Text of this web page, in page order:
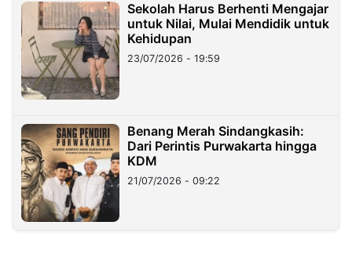
Sekolah Harus Berhenti Mengajar
untuk Nilai, Mulai Mendidik untuk
Kehidupan
23/07/2026 - 19:59
Benang Merah Sindangkasih:
Dari Perintis Purwakarta hingga
KDM
21/07/2026 - 09:22